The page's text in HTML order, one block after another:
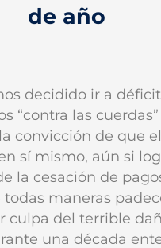
de año
decidido ir a
“contra las
convicción de que
sí mismo, aún si
la cesación de
todas maneras
culpa del terrible
una década